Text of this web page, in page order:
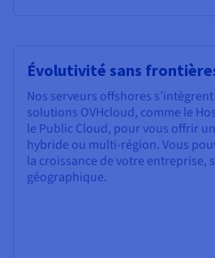
Évolutivité sans
Nos serveurs offshores
solutions OVHcloud, comme le
le Public Cloud, pour vous offrir
hybride ou multi-région. Vous
la croissance de votre entreprise,
géographique.